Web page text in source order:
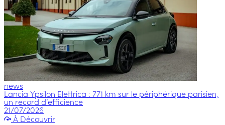
news
Lancia Ypsilon Elettrica : 771 km sur le périphérique parisien,
un record d’efficience
21/07/2026
À Découvrir